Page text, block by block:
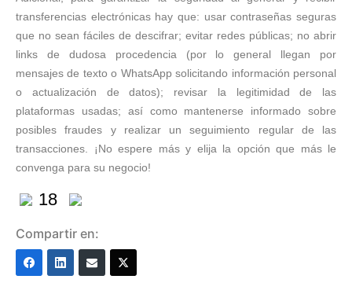
transferencias electrónicas hay que: usar contraseñas seguras
que no sean fáciles de descifrar; evitar redes públicas; no abrir
links de dudosa procedencia (por lo general llegan por
mensajes de texto o WhatsApp solicitando información personal
o actualización de datos); revisar la legitimidad de las
plataformas usadas; así como mantenerse informado sobre
posibles fraudes y realizar un seguimiento regular de las
transacciones. ¡No espere más y elija la opción que más le
convenga para su negocio!
18
Compartir en: